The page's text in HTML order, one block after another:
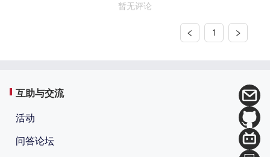
暂无评论
1
互助与交流
活动
问答论坛